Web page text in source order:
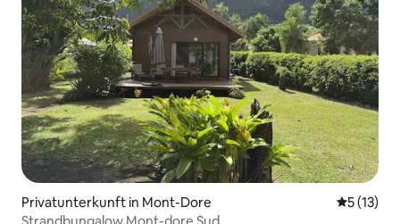
Privatunterkunft in Mont-Dore
5 (13)